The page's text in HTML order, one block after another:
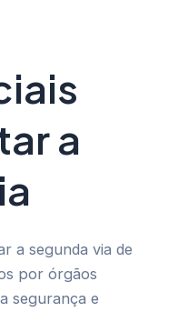
a
a segunda via de
por órgãos
segurança e